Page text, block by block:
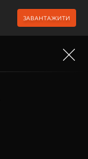
ЗАВАНТАЖИТИ